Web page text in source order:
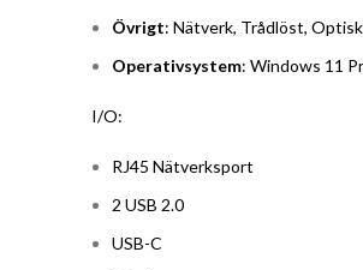
Övrigt: Nätverk, Trådlöst,
Operativsystem: Windows 11
I/O:
RJ45 Nätverksport
2 USB 2.0
USB-C